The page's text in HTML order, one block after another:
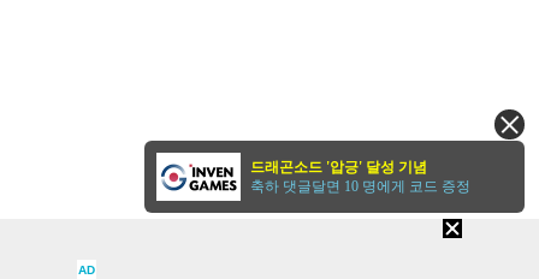
AD
드래곤소드 '압긍' 달성 기념
축하 댓글달면 10 명에게 코드 증정